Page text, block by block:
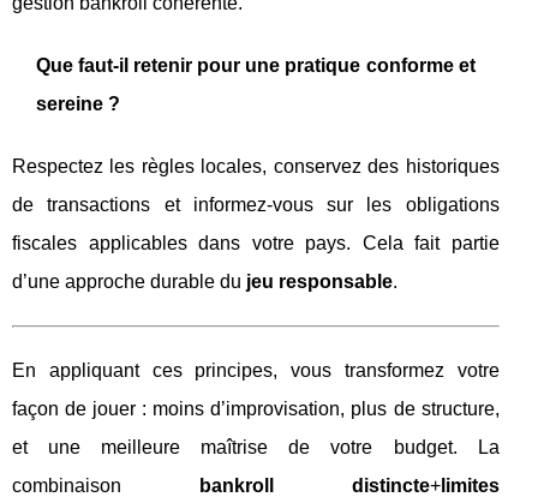
Que faut-il retenir pour une pratique conforme et
sereine ?
Respectez les règles locales, conservez des historiques
de transactions et informez-vous sur les obligations
fiscales applicables dans votre pays. Cela fait partie
d’une approche durable du jeu responsable.
En appliquant ces principes, vous transformez votre
façon de jouer : moins d’improvisation, plus de structure,
et une meilleure maîtrise de votre budget. La
combinaison
bankroll distincte+limites